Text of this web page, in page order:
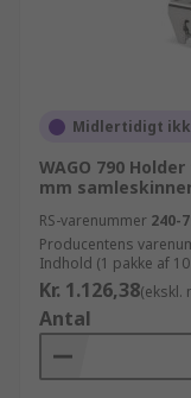
Midlertidigt
WAGO 790
mm
RS-varenummer 240-
Producentens
Indhold (1 pakke af
Kr. 1.126,38(ekskl.
Antal